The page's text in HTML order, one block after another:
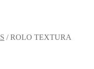
/ROLO TEXTURA